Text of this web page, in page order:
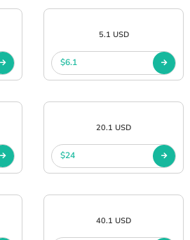
5.1 USD
$6.1
20.1 USD
$24
40.1 USD